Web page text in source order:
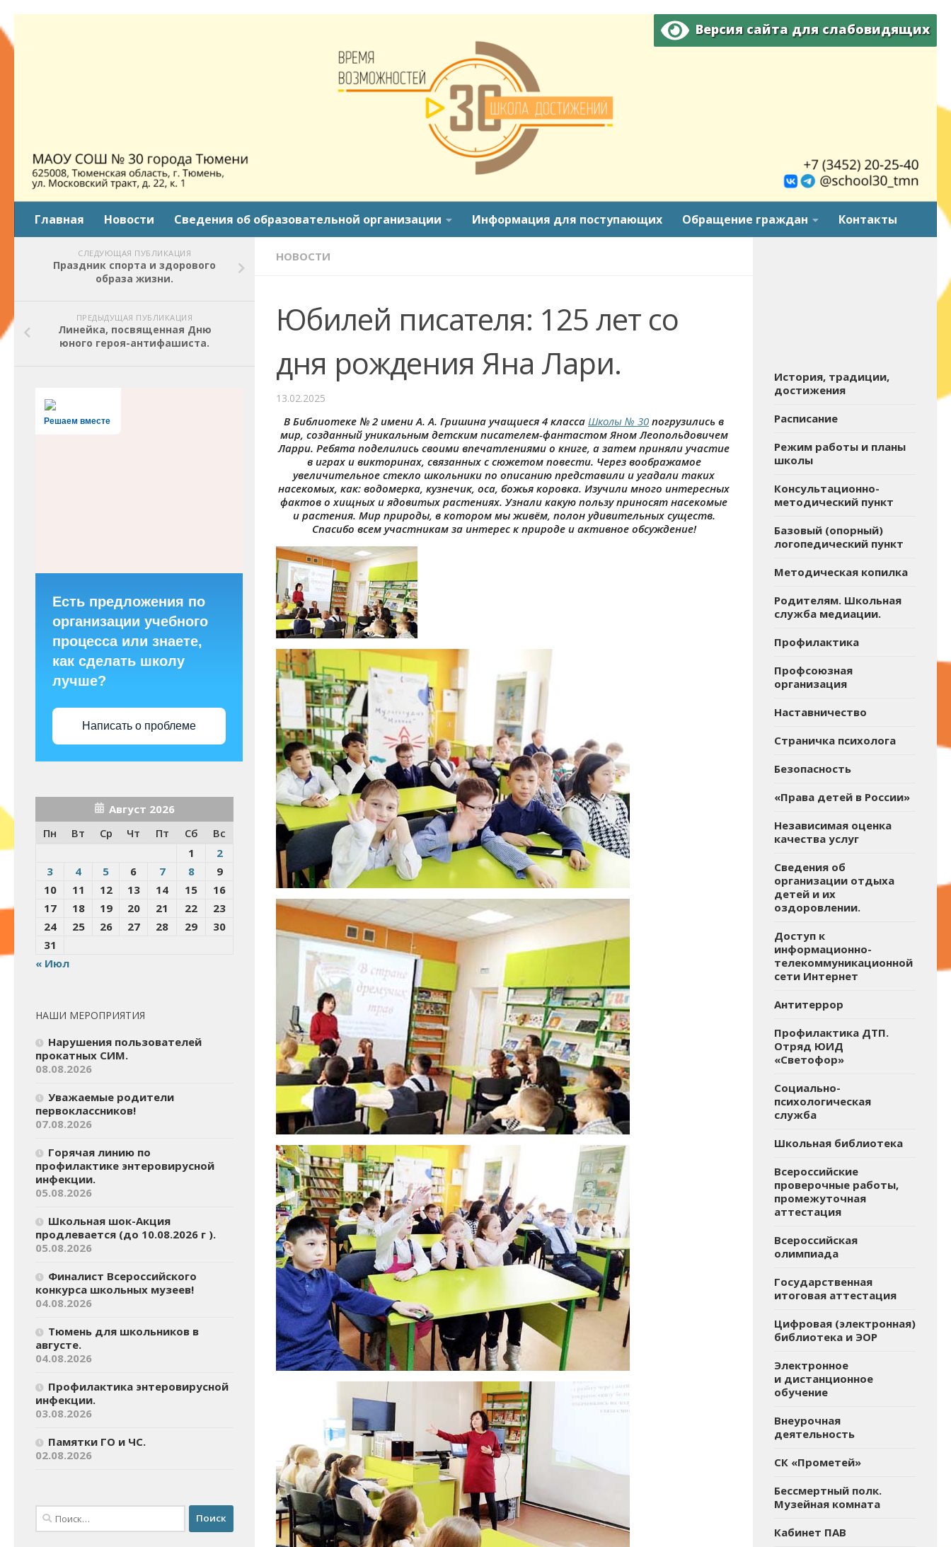
Версия сайта для слабовидящих
Главная Новости Сведения об образовательной организации Информация для поступающих Обращение граждан Контакты
НОВОСТИ
Юбилей писателя: 125 лет со
дня рождения Яна Лари.
13.02.2025
В Библиотеке № 2 имени А. А. Гришина учащиеся 4 класса Школы № 30 погрузились в
мир, созданный уникальным детским писателем-фантастом Яном Леопольдовичем
Ларри. Ребята поделились своими впечатлениями о книге, а затем приняли участие
в играх и викторинах, связанных с сюжетом повести. Через воображамое
увеличительное стекло школьники по описанию представили и угадали таких
насекомых, как: водомерка, кузнечик, оса, божья коровка. Изучили много интересных
фактов о хищных и ядовитых растениях. Узнали какую пользу приносят насекомые
и растения. Мир природы, в котором мы живём, полон удивительных существ.
Спасибо всем участникам за интерес к природе и активное обсуждение!
СЛЕДУЮЩАЯ ПУБЛИКАЦИЯ
Праздник спорта и здорового
образа жизни.
ПРЕДЫДУЩАЯ ПУБЛИКАЦИЯ
Линейка, посвященная Дню
юного героя-антифашиста.
Решаем вместе
Есть предложения по
организации учебного
процесса или знаете,
как сделать школу
лучше?
Написать о проблеме
Август 2026
Пн
Вт Ср Чт Пт Сб
Вс
1
2
3
4 5 6 7 8
9
10
11 12 13 14 15
16
17
18 19 20 21 22
23
24
25 26 27 28 29
30
31
« Июл
НАШИ МЕРОПРИЯТИЯ
Нарушения пользователей
прокатных СИМ.
08.08.2026
Уважаемые родители
первоклассников!
07.08.2026
Горячая линию по
профилактике энтеровирусной
инфекции.
05.08.2026
Школьная шок-Акция
продлевается (до 10.08.2026 г ).
05.08.2026
Финалист Всероссийского
конкурса школьных музеев!
04.08.2026
Тюмень для школьников в
августе.
04.08.2026
Профилактика энтеровирусной
инфекции.
03.08.2026
Памятки ГО и ЧС.
02.08.2026
Найти:
История, традиции,
достижения
Расписание
Режим работы и планы
школы
Консультационно-
методический пункт
Базовый (опорный)
логопедический пункт
Методическая копилка
Родителям. Школьная
служба медиации.
Профилактика
Профсоюзная
организация
Наставничество
Страничка психолога
Безопасность
«Права детей в России»
Независимая оценка
качества услуг
Сведения об
организации отдыха
детей и их
оздоровлении.
Доступ к
информационно-
телекоммуникационной
сети Интернет
Антитеррор
Профилактика ДТП.
Отряд ЮИД
«Светофор»
Социально-
психологическая
служба
Школьная библиотека
Всероссийские
проверочные работы,
промежуточная
аттестация
Всероссийская
олимпиада
Государственная
итоговая аттестация
Цифровая (электронная)
библиотека и ЭОР
Электронное
и дистанционное
обучение
Внеурочная
деятельность
СК «Прометей»
Бессмертный полк.
Музейная комната
Кабинет ПАВ